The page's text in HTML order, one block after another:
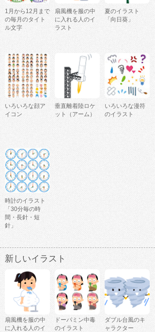
1月から12月まで
の毎月のタイト
ル文字
扇風機を服の中
に入れる人のイ
ラスト
夏のイラスト
「向日葵」
いろいろな顔ア
イコン
垂直離着陸ロケ
ット（アーム）
いろいろな漫符
のイラスト
時計のイラスト
「30分毎の時
間・長針・短
針」
新しいイラスト
扇風機を服の中
に入れる人のイ
ドーパミン中毒
のイラスト
ダブル台風のキ
ャラクター